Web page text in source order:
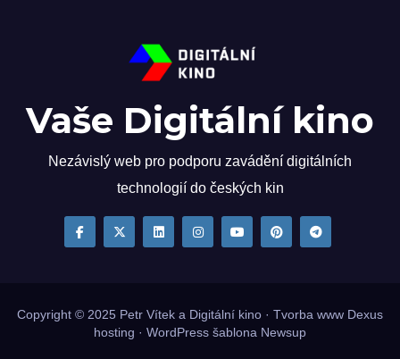
Vaše Digitální kino
Nezávislý web pro podporu zavádění digitálních
technologií do českých kin
Copyright © 2025 Petr Vítek a Digitální kino · Tvorba www Dexus
hosting · WordPress šablona Newsup